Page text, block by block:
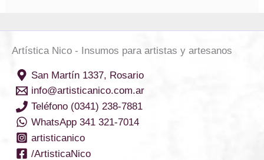
Artística Nico - Insumos para artistas y artesanos
San Martín 1337, Rosario
info@artisticanico.com.ar
Teléfono (0341) 238-7881
WhatsApp 341 321-7014
artisticanico
/ArtisticaNico